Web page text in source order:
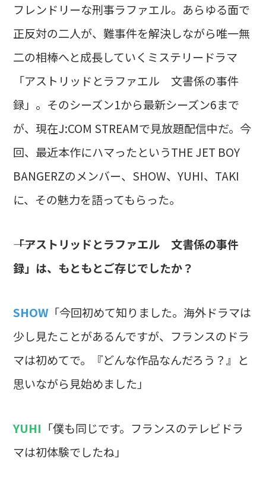
フレンドリーな刑事ラファエル。あらゆる面で
正反対の二人が、難事件を解決しながら唯一無
二の相棒へと成長していくミステリードラマ
「アストリッドとラファエル 文書係の事件
録」。そのシーズン1から最新シーズン6まで
が、現在J:COM STREAMで見放題配信中だ。今
回、最近本作にハマったというTHE JET BOY
BANGERZのメンバー、SHOW、YUHI、TAKI
に、その魅力を語ってもらった。
――「アストリッドとラファエル 文書係の事件
録」は、もともとご存じでしたか？
SHOW 「今回初めて知りました。海外ドラマは
少し見たことがあるんですが、フランスのドラ
マは初めてで。『どんな作品なんだろう？』と
思いながら見始めました」
YUHI 「僕も同じです。フランスのテレビドラ
マは初体験でしたね」